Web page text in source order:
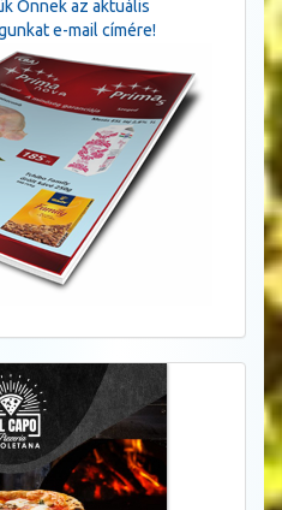
Önnek az aktuális
e-mail címére!